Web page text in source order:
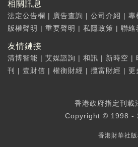
相關訊息
法定公告欄 | 廣告查詢 | 公司介紹 | 專
版權聲明 | 重要聲明 | 私隱政策 | 聯絡
友情鏈接
清博智能 | 艾媒諮詢 | 和訊 | 新時空 |
刊
| 壹財信 | 權衡財經 | 攬富財經 | 更
香港政府指定刊載
Copyright © 1998 -
香港財華社